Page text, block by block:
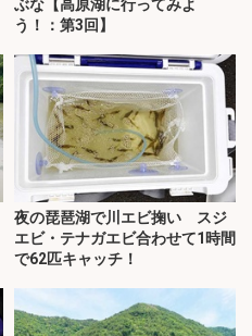
ぶな【高原湖に行ってみよ
う！：第3回】
夜の琵琶湖で川エビ掬い スジ
エビ・テナガエビ合わせて1時間
で62匹キャッチ！